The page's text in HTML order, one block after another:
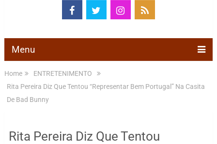
Menu
Home
ENTRETENIMENTO
Rita Pereira Diz Que Tentou “Representar Bem Portugal” Na Casita
De Bad Bunny
Rita Pereira Diz Que Tentou